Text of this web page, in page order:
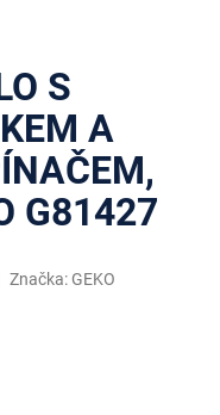
S
A
G81427
Značka: GEKO